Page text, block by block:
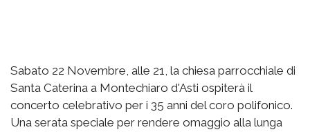
Sabato 22 Novembre, alle 21, la chiesa parrocchiale di
Santa Caterina a Montechiaro d'Asti ospiterà il
concerto celebrativo per i 35 anni del coro polifonico.
Una serata speciale per rendere omaggio alla lunga